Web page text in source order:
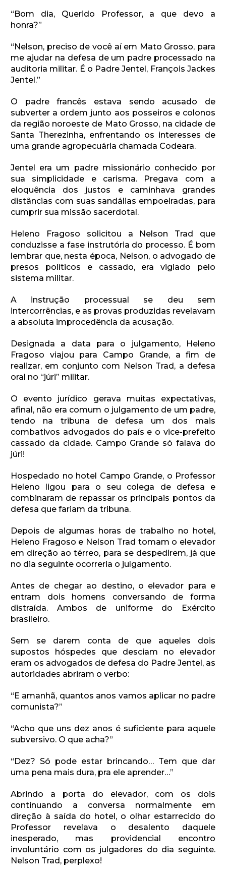
“Bom dia, Querido Professor, a que devo a
honra?”
“Nelson, preciso de você aí em Mato Grosso, para
me ajudar na defesa de um padre processado na
auditoria militar. É o Padre Jentel, François Jackes
Jentel.”
O padre francês estava sendo acusado de
subverter a ordem junto aos posseiros e colonos
da região noroeste de Mato Grosso, na cidade de
Santa Therezinha, enfrentando os interesses de
uma grande agropecuária chamada Codeara.
Jentel era um padre missionário conhecido por
sua simplicidade e carisma. Pregava com a
eloquência dos justos e caminhava grandes
distâncias com suas sandálias empoeiradas, para
cumprir sua missão sacerdotal.
Heleno Fragoso solicitou a Nelson Trad que
conduzisse a fase instrutória do processo. É bom
lembrar que, nesta época, Nelson, o advogado de
presos políticos e cassado, era vigiado pelo
sistema militar.
A instrução processual se deu sem
intercorrências, e as provas produzidas revelavam
a absoluta improcedência da acusação.
Designada a data para o julgamento, Heleno
Fragoso viajou para Campo Grande, a fim de
realizar, em conjunto com Nelson Trad, a defesa
oral no “júri” militar.
O evento jurídico gerava muitas expectativas,
afinal, não era comum o julgamento de um padre,
tendo na tribuna de defesa um dos mais
combativos advogados do país e o vice-prefeito
cassado da cidade. Campo Grande só falava do
júri!
Hospedado no hotel Campo Grande, o Professor
Heleno ligou para o seu colega de defesa e
combinaram de repassar os principais pontos da
defesa que fariam da tribuna.
Depois de algumas horas de trabalho no hotel,
Heleno Fragoso e Nelson Trad tomam o elevador
em direção ao térreo, para se despedirem, já que
no dia seguinte ocorreria o julgamento.
Antes de chegar ao destino, o elevador para e
entram dois homens conversando de forma
distraída. Ambos de uniforme do Exército
brasileiro.
Sem se darem conta de que aqueles dois
supostos hóspedes que desciam no elevador
eram os advogados de defesa do Padre Jentel, as
autoridades abriram o verbo:
“E amanhã, quantos anos vamos aplicar no padre
comunista?”
“Acho que uns dez anos é suficiente para aquele
subversivo. O que acha?”
“Dez? Só pode estar brincando… Tem que dar
uma pena mais dura, pra ele aprender…”
Abrindo a porta do elevador, com os dois
continuando a conversa normalmente em
direção à saída do hotel, o olhar estarrecido do
Professor revelava o desalento daquele
inesperado, mas providencial encontro
involuntário com os julgadores do dia seguinte.
Nelson Trad, perplexo!